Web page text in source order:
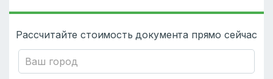
Рассчитайте стоимость документа прямо сейчас